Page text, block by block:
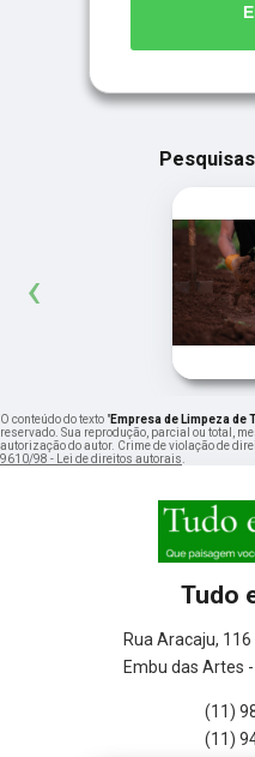
‹
O conteúdo do texto "Empresa de Limpeza
reservado. Sua reprodução, parcial ou total,
autorização do autor. Crime de violação de
9610/98 - Lei de direitos autorais
Tudo
Rua Aracaju,
Embu das Artes
(11)
(11)